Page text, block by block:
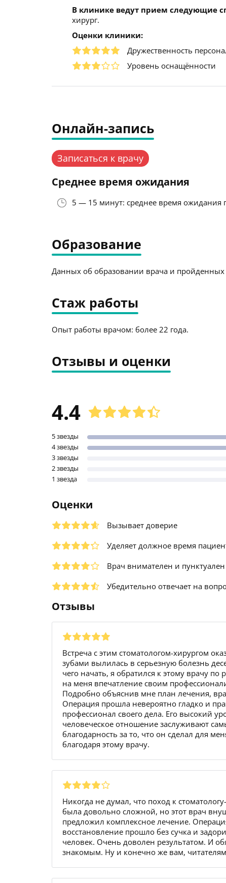
В клинике ведут прием следующие
хирург.
Оценки клиники:
Дружественность
Уровень оснащённости
Онлайн-запись
Записаться к врачу
Среднее время ожидания
5 — 15 минут: среднее время ожидания
Образование
Данных об образовании врача и пройденных
Стаж работы
Опыт работы врачом: более 22 года.
Отзывы и оценки
4.4
5 звезды
4 звезды
3 звезды
2 звезды
1 звезда
Оценки
Вызывает доверие
Уделяет должное время
Врач внимателен и пунктуален
Убедительно отвечает на
Отзывы
Встреча с этим стоматологом-хирургом
зубами вылилась в серьезную болезнь
чего начать, я обратился к этому врачу
на меня впечатление своим
Подробно объяснив мне план лечения,
Операция прошла невероятно гладко и
профессионал своего дела. Его высокий
человеческое отношение заслуживают
благодарность за то, что он сделал для
благодаря этому врачу.
Никогда не думал, что поход к
была довольно сложной, но этот врач
предложил комплексное лечение.
восстановление прошло без сучка и
человек. Очень доволен результатом. И
знакомым. Ну и конечно же вам,